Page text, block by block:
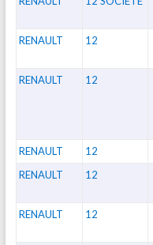
RENAULT 12
RENAULT 12
RENAULT 12
RENAULT 12
RENAULT 12